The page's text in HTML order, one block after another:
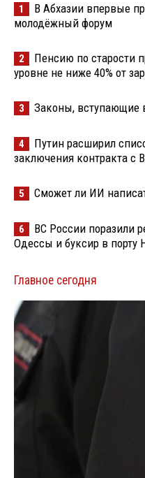
1
В Абхазии впервые
молодёжный форум
2
Пенсию по старости
уровне не ниже 40% от
3 Законы, вступающие
4
Путин расширил
заключения контракта с
5 Сможет ли ИИ
6
ВС России поразили
Одессы и буксир в порту
Главное сегодня